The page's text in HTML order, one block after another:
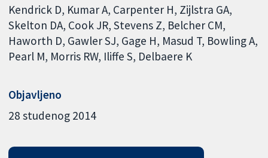
Kendrick D Kumar A Carpenter H Zijlstra GA
Skelton DA Cook JR Stevens Z Belcher CM
Haworth D Gawler SJ Gage H Masud T Bowling A
Pearl M Morris RW Iliffe S Delbaere K
Objavljeno
28 studenog 2014